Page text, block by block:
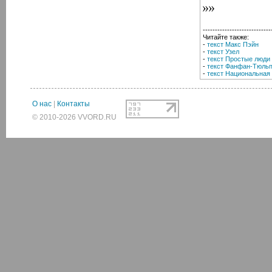
Читайте также:
- текст Макс Пэйн
- текст Узел
- текст Простые люди
- текст Фанфан-
- текст
О нас
Контакты
© 2010-2026 VVORD.RU